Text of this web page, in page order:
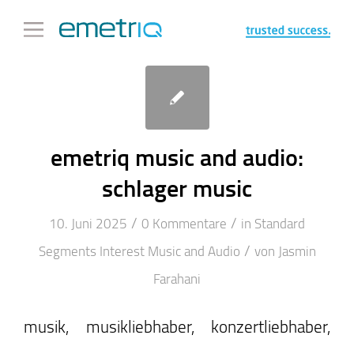
emetriq music and audio:
schlager music
10. Juni 2025 / 0 Kommentare / in Standard
Segments Interest Music and Audio / von Jasmin
Farahani
musik, musikliebhaber, konzertliebhaber,